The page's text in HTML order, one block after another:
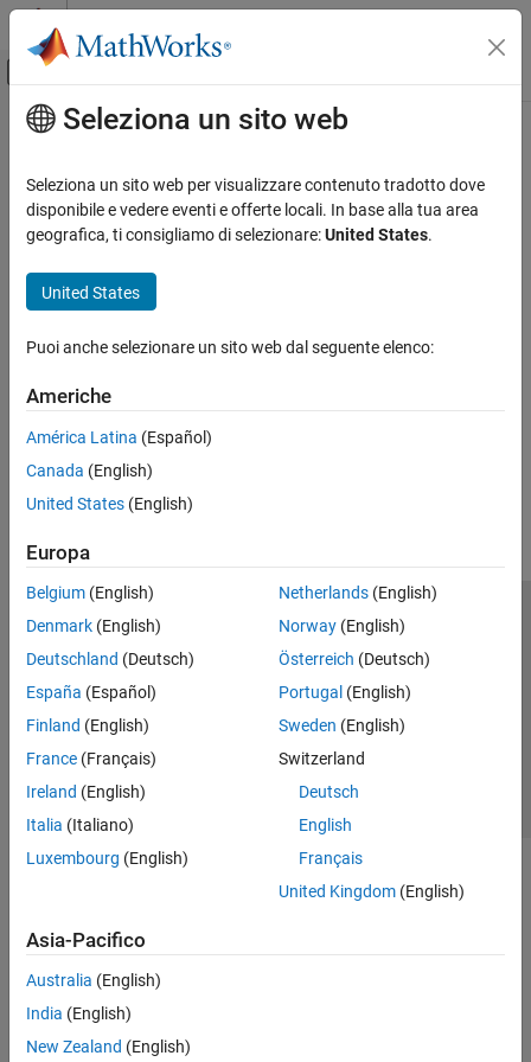
Vai al contenuto
Attiva/disattiva menu di navigazione
Pagina iniziale della documentazione
Contenuto principale
How useful was this information?
Seleziona un sito web
Seleziona un sito web per visualizzare contenuto tradotto dove
disponibile e vedere eventi e offerte locali. In base alla tua area
geografica, ti consigliamo di selezionare:United States.
United States
Puoi anche selezionare un sito web dal seguente elenco:
Americhe
América Latina (Español)
Canada (English)
United States (English)
Europa
Belgium (English)
Denmark (English)
Deutschland (Deutsch)
España (Español)
Finland (English)
France (Français)
Ireland (English)
Italia (Italiano)
Luxembourg (English)
Netherlands(English)
Norway(English)
Österreich (Deutsch)
Portugal (English)
Sweden (English)
Switzerland
Deutsch
English
Français
United Kingdom(English)
Asia-Pacifico
Australia (English)
India (English)
New Zealand (English)
Centro di fiducia
Informativa sulla privacy
Antipirateria
Stato dell'applicazione
Contatti
© 1994-2026 The MathWorks, Inc.